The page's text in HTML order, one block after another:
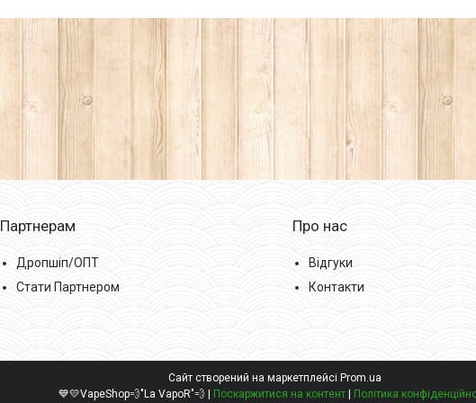
Партнерам
Дропшіп/ОПТ
Стати Партнером
Про нас
Відгуки
Контакти
Сайт створений на маркетплейсі Prom.ua
💙💛VapeShop💨"La VapoR"💨 | Поскаржитися на контент | Політика